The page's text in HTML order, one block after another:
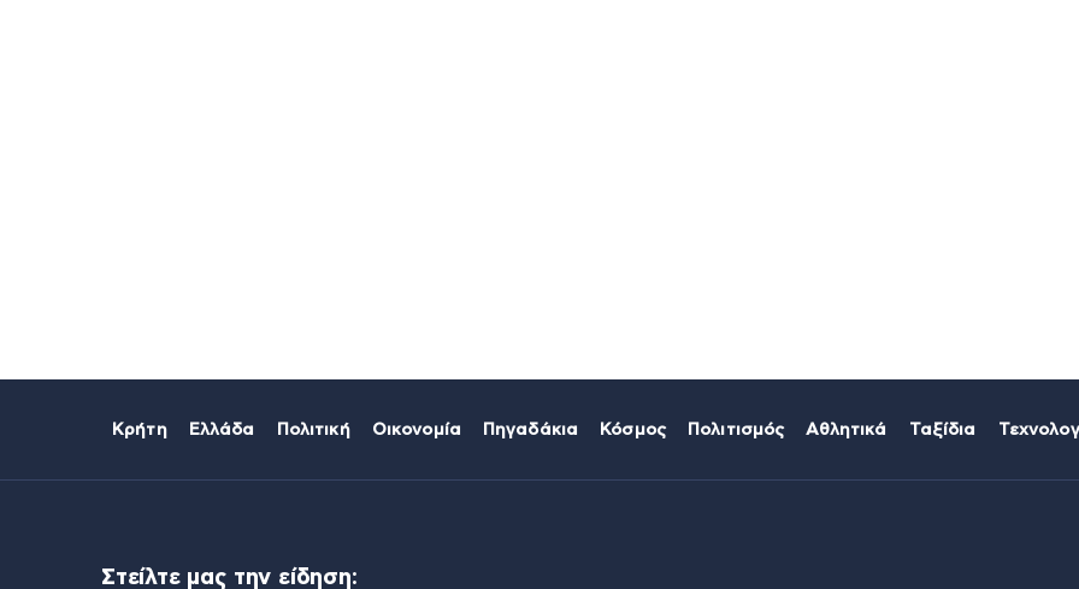
Κρήτη Ελλάδα Πολιτική Οικονομία Πηγαδάκια Κόσμος Πολιτισμός Αθλητικά Ταξίδια
Στείλτε μας την είδηση: